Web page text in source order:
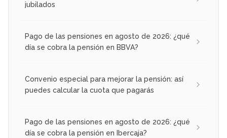
jubilados
Pago de las pensiones en agosto de 2026: ¿qué
día se cobra la pensión en BBVA?
Convenio especial para mejorar la pensión: así
puedes calcular la cuota que pagarás
Pago de las pensiones en agosto de 2026: ¿qué
día se cobra la pensión en Ibercaja?